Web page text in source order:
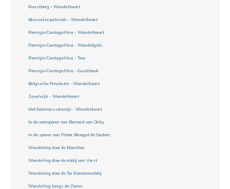
Kunstberg - Wandelkaart
Brusselse paleizen - Wandelkaart
Remigio Cantagallina - Wandelkaart
Remigio Cantagallina - Wandelgids
Remigio Cantagallina - Tour
Remigio Cantagallina - Guidebook
Belgische Revolutie - Wandelkaart
Zavelwijk - Wandelkaart
Het Eenmansstraatje - Wandelkaart
In de voetsporen van Bernard van Orley
In de sporen van Pieter Bruegel de Oudere
Wandeling door de Marollen
Wandeling door de abdij van Vorst
Wandeling door de Ter Kamerenabdij
Wandeling langs de Zenne